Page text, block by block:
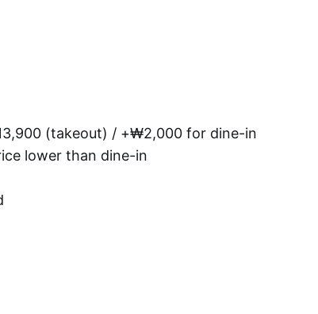
(takeout) / +₩2,000 for dine-in
lower than dine-in